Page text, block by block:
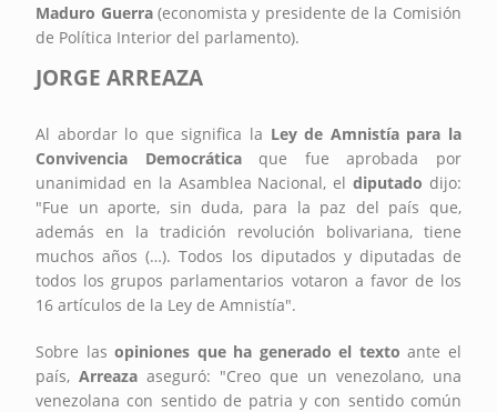
Maduro Guerra(economista y presidente de la Comisión
de Política Interior del parlamento).
JORGE ARREAZA
Al abordar lo que significa la Ley de Amnistía para la
Convivencia Democráticaque fue aprobada por
unanimidad en la Asamblea Nacional, el diputado dijo:
"Fue un aporte, sin duda, para la paz del país que,
además en la tradición revolución bolivariana, tiene
muchos años (…). Todos los diputados y diputadas de
todos los grupos parlamentarios votaron a favor de los
16 artículos de la Ley de Amnistía".
Sobre lasopiniones que ha generado el texto ante el
país,Arreaza aseguró: "Creo que un venezolano, una
venezolana con sentido de patria y con sentido común